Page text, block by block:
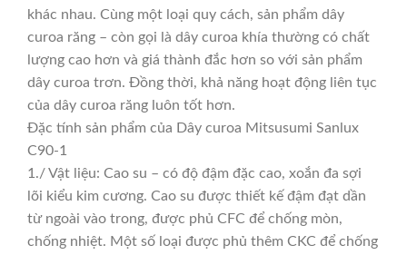
khác nhau. Cùng một loại quy cách, sản phẩm dây
curoa răng – còn gọi là dây curoa khía thường có chất
lượng cao hơn và giá thành đắc hơn so với sản phẩm
dây curoa trơn. Đồng thời, khả năng hoạt động liên tục
của dây curoa răng luôn tốt hơn.
Đặc tính sản phẩm của Dây curoa Mitsusumi Sanlux
C90-1
1./ Vật liệu: Cao su – có độ đậm đặc cao, xoắn đa sợi
lõi kiểu kim cương. Cao su được thiết kế đậm đạt dần
từ ngoài vào trong, được phủ CFC để chống mòn,
chống nhiệt. Một số loại được phủ thêm CKC để chống